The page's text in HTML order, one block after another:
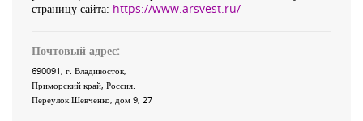
страницу сайта: https://www.arsvest.ru/
Почтовый адрес:
690091, г. Владивосток,
Приморский край, Россия
Переулок Шевченко, дом 9, 27